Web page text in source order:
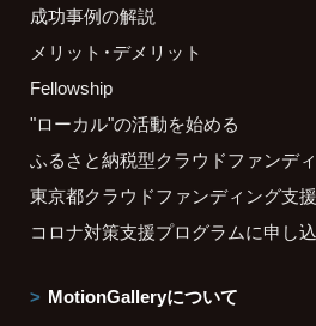
成功事例の解説
メリット・デメリット
Fellowship
"ローカル"の活動を始める
ふるさと納税型クラウドファンデ
東京都クラウドファンディング支
コロナ対策支援プログラムに申し
MotionGalleryについて